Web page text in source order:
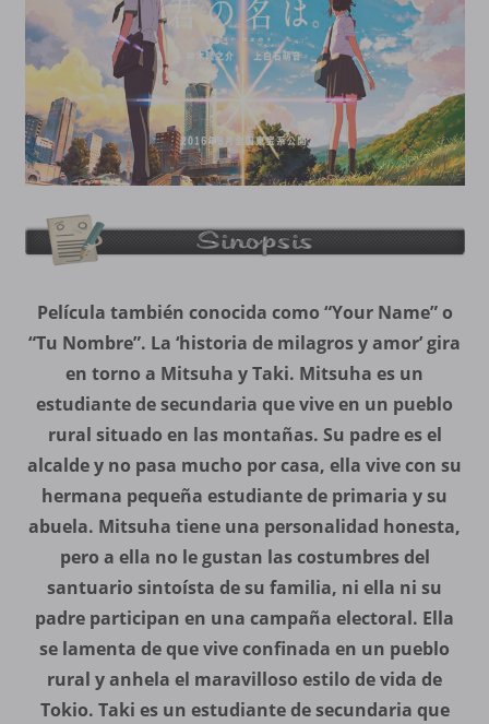
Película también conocida como “Your Name” o
“Tu Nombre”. La ‘historia de milagros y amor’ gira
en torno a Mitsuha y Taki. Mitsuha es un
estudiante de secundaria que vive en un pueblo
rural situado en las montañas. Su padre es el
alcalde y no pasa mucho por casa, ella vive con su
hermana pequeña estudiante de primaria y su
abuela. Mitsuha tiene una personalidad honesta,
pero a ella no le gustan las costumbres del
santuario sintoísta de su familia, ni ella ni su
padre participan en una campaña electoral. Ella
se lamenta de que vive confinada en un pueblo
rural y anhela el maravilloso estilo de vida de
Tokio. Taki es un estudiante de secundaria que